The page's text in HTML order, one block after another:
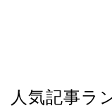
人気記事ラ